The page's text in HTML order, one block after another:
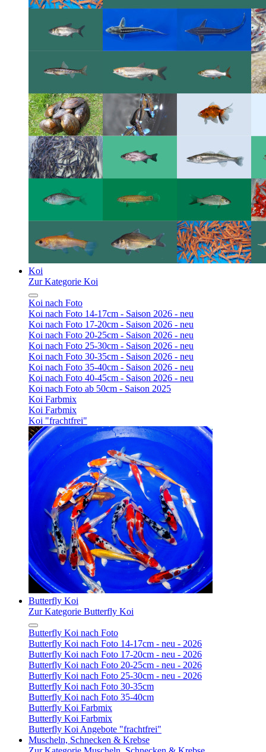
Koi
Zur Kategorie Koi
Koi nach Foto
Koi nach Foto 14-17cm - Saison 2026 - neu
Koi nach Foto 17-20cm - Saison 2026 - neu
Koi nach Foto 20-25cm - Saison 2026 - neu
Koi nach Foto 25-30cm - Saison 2026 - neu
Koi nach Foto 30-35cm - Saison 2026 - neu
Koi nach Foto 35-40cm - Saison 2026 - neu
Koi nach Foto 40-45cm - Saison 2026 - neu
Koi nach Foto ab 50cm - Saison 2025
Koi Farbmix
Koi Farbmix
Koi "frachtfrei"
Butterfly Koi
Zur Kategorie Butterfly Koi
Butterfly Koi nach Foto
Butterfly Koi nach Foto 14-17cm - neu - 2026
Butterfly Koi nach Foto 17-20cm - neu - 2026
Butterfly Koi nach Foto 20-25cm - neu - 2026
Butterfly Koi nach Foto 25-30cm - neu - 2026
Butterfly Koi nach Foto 30-35cm
Butterfly Koi nach Foto 35-40cm
Butterfly Koi Farbmix
Butterfly Koi Farbmix
Butterfly Koi Angebote "frachtfrei"
Muscheln, Schnecken & Krebse